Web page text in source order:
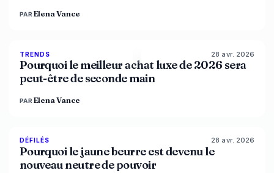
PAR Elena Vance
89% 49
TRENDS 28 avr. 2026
Pourquoi le meilleur achat luxe de 2026 sera
peut-être de seconde main
PAR Elena Vance
86% 86
DÉFILÉS 28 avr. 2026
Pourquoi le jaune beurre est devenu le
nouveau neutre de pouvoir